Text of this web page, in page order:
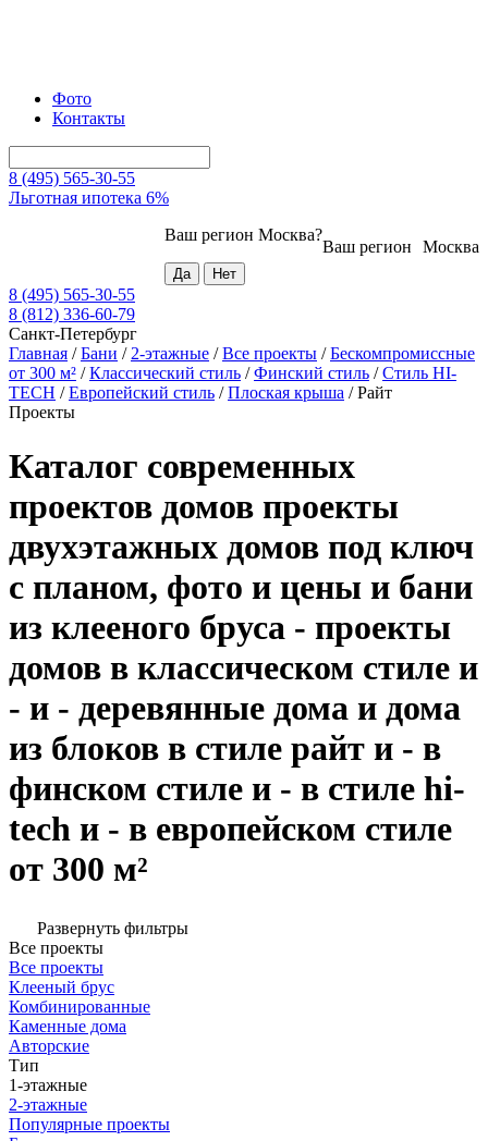
Фото
Контакты
8 (495) 565-30-55
Льготная ипотека 6%
Москва
Ваш регион
Ваш регион Москва?
8 (495) 565-30-55
8 (812) 336-60-79
Санкт-Петербург
Главная /Бани / 2-этажные /Все проекты /Бескомпромиссные
от 300 м² /Классический стиль /Финский стиль /Стиль HI-
TECH /Европейский стиль /Плоская крыша /Райт
Проекты
Каталог современных
проектов домов проекты
двухэтажных домов под ключ
с планом, фото и цены и бани
из клееного бруса - проекты
домов в классическом стиле и
- и - деревянные дома и дома
из блоков в стиле райт и - в
финском стиле и - в стиле hi-
tech и - в европейском стиле
от 300 м²
Развернуть фильтры
Все проекты
Все проекты
Клееный брус
Комбинированные
Каменные дома
Авторские
Тип
1-этажные
2-этажные
Популярные проекты